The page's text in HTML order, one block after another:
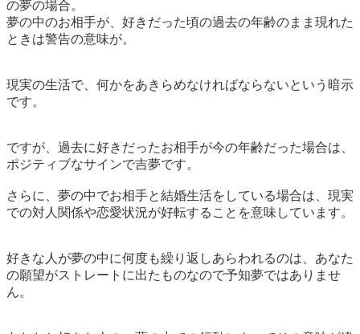
の夢の場合。
夢の中のお相手が、好きだった頃の過去の年齢のまま現れた
ときは警告の意味が。
現実の生活で、何かをあきらめなければならないという暗示
です。
ですが、過去に好きだったお相手が今の年齢だった場合は、
ポジティブなサインで吉夢です。
さらに、夢の中でお相手と結婚生活をしている場合は、現実
での対人関係や恋愛状況が好転することを意味しています。
好きな人が夢の中に何度も繰り返しあらわれるのは、あなた
の願望がストレートに出たものなので予知夢ではありませ
ん。